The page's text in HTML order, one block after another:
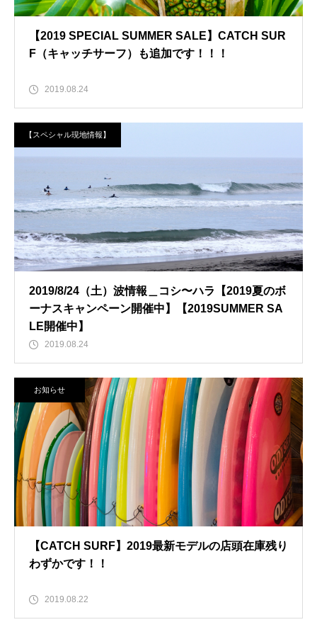
【2019 SPECIAL SUMMER SALE】CATCH SUR
F（キャッチサーフ）も追加です！！！
2019.08.24
【スペシャル現地情報】
2019/8/24（土）波情報＿コシ〜ハラ【2019夏のボ
ーナスキャンペーン開催中】【2019SUMMER SA
LE開催中】
2019.08.24
お知らせ
【CATCH SURF】2019最新モデルの店頭在庫残り
わずかです！！
2019.08.22